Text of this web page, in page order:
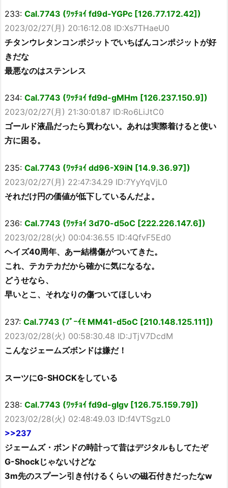
233: Cal.7743 (ﾜｯﾁｮｲ fd9d-YGPc [126.77.172.42])
2023/02/27(月) 20:16:12.08 ID:Xs7THaeU0
チタンウレタンコンポジットでいちばんコンポジットが好
きだな
最悪なのはステンレス
234: Cal.7743 (ﾜｯﾁｮｲ fd9d-gMHm [126.237.150.9])
2023/02/27(月) 21:30:01.87 ID:Ro6LiJtC0
ゴールド液晶だったら買わない。あれは実際着けると使い
方に困る。
235: Cal.7743 (ﾜｯﾁｮｲ dd96-X9iN [14.9.36.97])
2023/02/27(月) 22:47:34.29 ID:7YyYqVjL0
それだけ円の価値が低下しているんだよ。
236: Cal.7743 (ﾜｯﾁｮｲ 3d70-d5oC [222.226.147.6])
2023/02/28(火) 00:04:36.55 ID:4QfvF5Ed0
ヘイズ40周年、あー結構傷がついてきた。
これ、テカテカだから確かに気になるな。
どうせなら、
早いとこ、それなりの傷ついてほしいわ
237: Cal.7743 (ﾌﾞｰｲﾓ MM41-d5oC [210.148.125.111])
2023/02/28(火) 00:58:30.48 ID:JTjV7DcdM
こんなジェームズボンドは嫌だ！
スーツにG-SHOCKをしている
238: Cal.7743 (ﾜｯﾁｮｲ fd9d-glgv [126.75.159.79])
2023/02/28(火) 02:48:49.03 ID:f4VTSgzL0
>>237
ジェームズ・ボンドの時計って昔はデジタルもしてたぞ
G-Shockじゃないけどな
3m先のスプーン引き付けるくらいの磁石付きだったなw